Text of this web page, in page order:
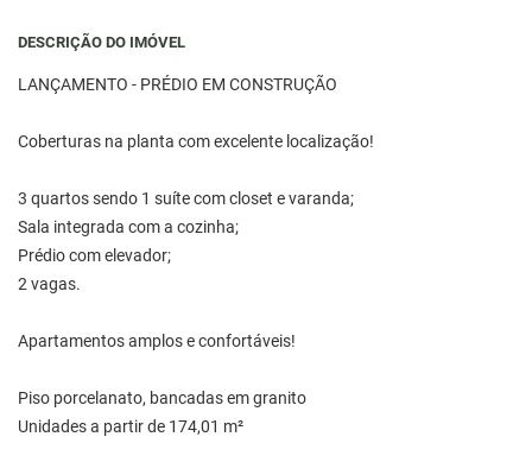
DESCRIÇÃO DO IMÓVEL
LANÇAMENTO - PRÉDIO EM CONSTRUÇÃO
Coberturas na planta com excelente localização!
3 quartos sendo 1 suíte com closet e varanda;
Sala integrada com a cozinha;
Prédio com elevador;
2 vagas.
Apartamentos amplos e confortáveis!
Piso porcelanato, bancadas em granito
Unidades a partir de 174,01 m²